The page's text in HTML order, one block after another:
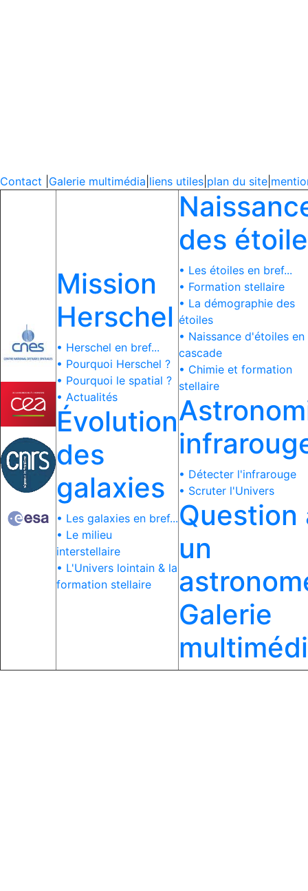
Contact Galerie multimédia liens utiles plan du site
Mission
Herschel
• Herschel en bref...
• Pourquoi Herschel ?
• Pourquoi le spatial ?
• Actualités
Évolution
des
galaxies
• Les galaxies en bref...
• Le milieu
interstellaire
• L'Univers lointain & la
formation stellaire
des
• Les étoiles en bref...
• Formation stellaire
• La démographie des
étoiles
• Naissance d'étoiles en
cascade
• Chimie et formation
stellaire
• Détecter l'infrarouge
• Scruter l'Univers
Question
un
Galerie